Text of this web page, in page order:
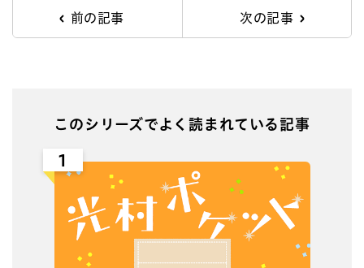
前の記事 次の記事
このシリーズでよく読まれている記事
1